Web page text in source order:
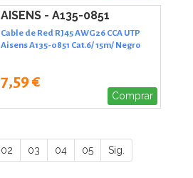
AISENS - A135-0851
Cable de Red RJ45 AWG26 CCA UTP
Aisens A135-0851 Cat.6/ 15m/ Negro
7,59 €
Comprar
02 03 04 05 Sig.